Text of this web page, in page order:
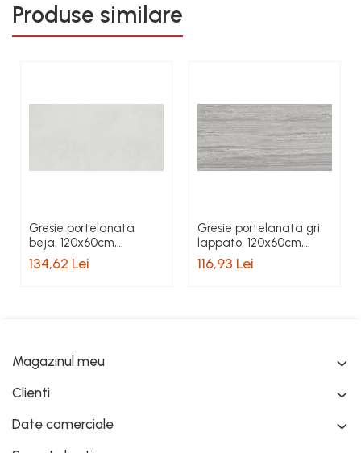
Produse similare
Gresie portelanata
beja, 120x60cm,
rectificata, Colectie
EXTRA - 6493-0016
134,62 Lei
Gresie portelanata gri
lappato, 120x60cm,
rectificata, Colectie
ALBA - 6493-0022
116,93 Lei
Magazinul meu
Clienti
Date comerciale